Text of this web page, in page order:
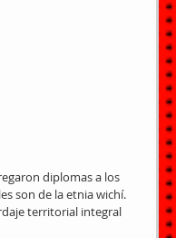
diplomas a los
son de la etnia wichí.
territorial integral